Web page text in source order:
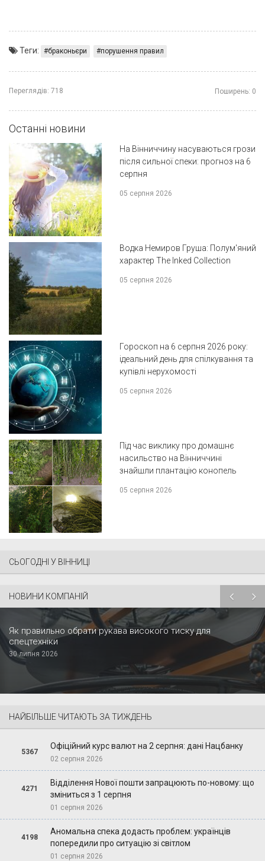
Теги: браконьєри порушення правил
Переглядів: 718 Поширень: 0
Останні новини
На Вінниччину насуваються грози
після сильної спеки: прогноз на 6
серпня
05 серпня 2026
Водка Немиров Груша: Полум'яний
характер The Inked Collection
05 серпня 2026
Гороскоп на 6 серпня 2026 року:
ідеальний день для спілкування та
купівлі нерухомості
05 серпня 2026
Під час виклику про домашнє
насильство на Вінниччині
знайшли плантацію конопель
05 серпня 2026
СЬОГОДНІ У ВІННИЦІ
НОВИНИ КОМПАНІЙ
Як правильно обрати рукава високого тиску для
спецтехніки
30 липня 2026
НАЙБІЛЬШЕ ЧИТАЮТЬ ЗА ТИЖДЕНЬ
5367
Офіційний курс валют на 2 серпня: дані Нацбанку
02 серпня 2026
4271
Відділення Нової пошти запрацюють по-новому: що
зміниться з 1 серпня
01 серпня 2026
4198
Аномальна спека додасть проблем: українців
попередили про ситуацію зі світлом
01 серпня 2026